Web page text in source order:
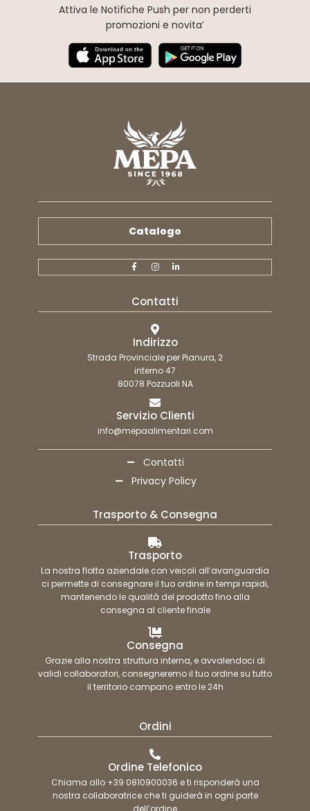
Attiva le Notifiche Push per non perderti
promozioni e novita’
Catalogo
Contatti
Indirizzo
Strada Provinciale per Pianura, 2
interno 47
80078 Pozzuoli NA
Servizio Clienti
info@mepaalimentari.com
Contatti
Privacy Policy
Trasporto & Consegna
Trasporto
La nostra flotta aziendale con veicoli all’avanguardia
ci permette di consegnare il tuo ordine in tempi rapidi,
mantenendo le qualità del prodotto fino alla
consegna al cliente finale
Consegna
Grazie alla nostra struttura interna, e avvalendoci di
validi collaboratori, consegneremo il tuo ordine su tutto
il territorio campano entro le 24h
Ordini
Ordine Telefonico
Chiama allo +39 0810900036 e ti risponderà una
nostra collaboratrice che ti guiderà in ogni parte
dell’ordine